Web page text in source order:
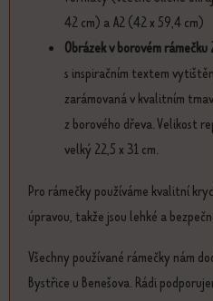
42 cm) a A2 (42 x 59,4 cm)
Obrázek v borovém rámečku
s inspiračním textem
zarámovaná v kvalitním
z borového dřeva. Velikost
velký 22,5 x 31 cm.
Pro rámečky používáme kvalitní
úpravou, takže jsou lehké a
Všechny používané rámečky nám
Bystřice u Benešova. Rádi